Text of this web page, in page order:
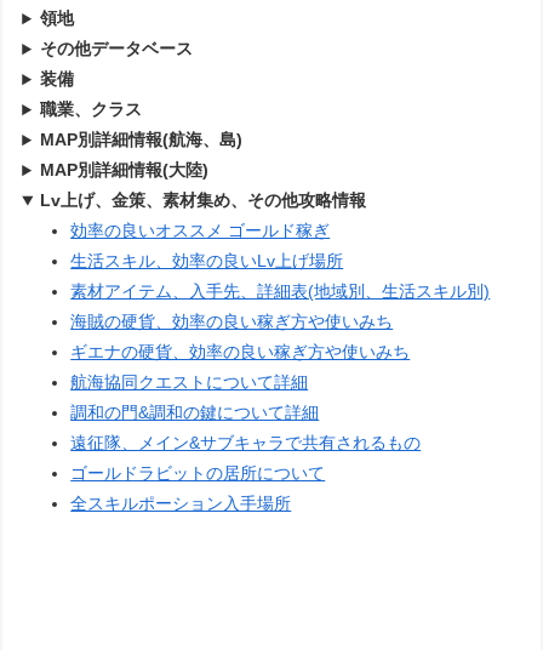
領地
その他データベース
装備
職業、クラス
MAP別詳細情報(航海、島)
MAP別詳細情報(大陸)
Lv上げ、金策、素材集め、その他攻略情報
効率の良いオススメ ゴールド稼ぎ
生活スキル、効率の良いLv上げ場所
素材アイテム、入手先、詳細表(地域別、生活スキル別)
海賊の硬貨、効率の良い稼ぎ方や使いみち
ギエナの硬貨、効率の良い稼ぎ方や使いみち
航海協同クエストについて詳細
調和の門&調和の鍵について詳細
遠征隊、メイン&サブキャラで共有されるもの
ゴールドラビットの居所について
全スキルポーション入手場所